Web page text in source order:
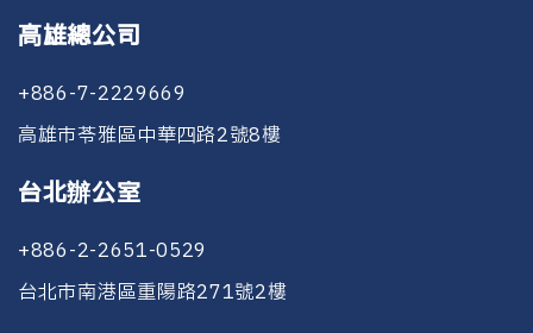
董事成員背景與組成
職稱 董事姓名
董事長
廖佑晟 男
竑映有限公
董事 廖舜昌 男
會，完成相關組織章程並落實
運作。
教育訓練。
風險辨識：風險管理小組成員，依職權範圍識別公司
風險分析：針對所辨識的風險，須進一步進行分析風
影響。
風險回應：依其風險等級規劃並執行相應的風險因應
資通安全處理小組
防、偵測與處置。其職責涵蓋
資通安全風險評估、改善計畫
務，確保資訊安全制度持續運
高雄總公司
+886-7-2229669
高雄市苓雅區中華四路2號8樓
台北辦公室
+886-2-2651-0529
台北市南港區重陽路271號2樓